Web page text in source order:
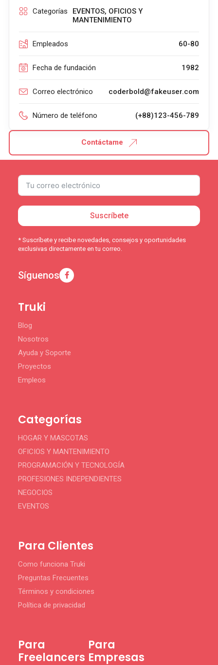
Categorías EVENTOS, OFICIOS Y
MANTENIMIENTO
Empleados 60-80
Fecha de fundación 1982
Correo electrónico coderbold@fakeuser.com
Número de teléfono (+88)123-456-789
Contáctame
Suscríbete
* Suscríbete y recibe novedades, consejos y oportunidades
exclusivas directamente en tu correo.
Síguenos
Truki
Blog
Nosotros
Ayuda y Soporte
Proyectos
Empleos
Categorías
HOGAR Y MASCOTAS
OFICIOS Y MANTENIMIENTO
PROGRAMACIÓN Y TECNOLOGÍA
PROFESIONES INDEPENDIENTES
NEGOCIOS
EVENTOS
Para Clientes
Como funciona Truki
Preguntas Frecuentes
Términos y condiciones
Política de privacidad
Para
Freelancers
Para
Empresas